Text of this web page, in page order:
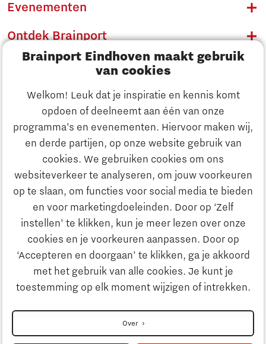
Brainport Eindhoven maakt gebruik
van cookies
Welkom! Leuk dat je inspiratie en kennis komt
opdoen of deelneemt aan één van onze
programma’s en evenementen. Hiervoor maken wij,
en derde partijen, op onze website gebruik van
cookies. We gebruiken cookies om ons
websiteverkeer te analyseren, om jouw voorkeuren
op te slaan, om functies voor social media te bieden
en voor marketingdoeleinden. Door op ‘Zelf
instellen’ te klikken, kun je meer lezen over onze
cookies en je voorkeuren aanpassen. Door op
‘Accepteren en doorgaan’ te klikken, ga je akkoord
met het gebruik van alle cookies. Je kunt je
toestemming op elk moment wijzigen of intrekken.
Over
Ontdek Brainport
Innovatie
Ondernemen
Onderwijs
Evenementen
Ontdek Brainport
Innovatie
Ondernemen
Onderwijs
Maatschappelijk
Strategie & Organisatie
Zoeken
Contact
Naar internationale website